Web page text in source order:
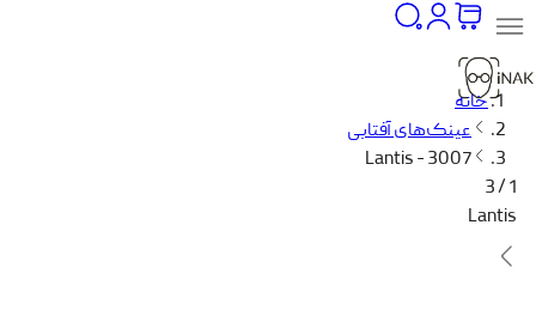
خانه
عینک‌های آفتابی
Lantis - 3007
1 / 3
Lantis